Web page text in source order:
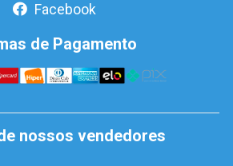
Facebook
de Pagamento
nossos vendedores